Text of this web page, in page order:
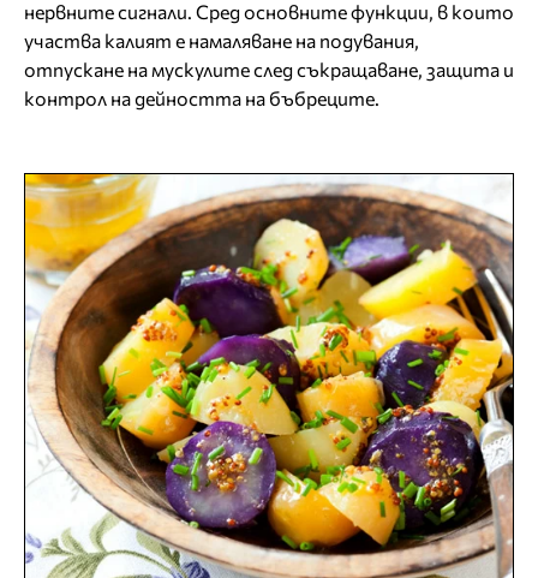
нервните сигнали. Сред основните функции, в които
участва калият е намаляване на подувания,
отпускане на мускулите след съкращаване, защита и
контрол на дейността на бъбреците.